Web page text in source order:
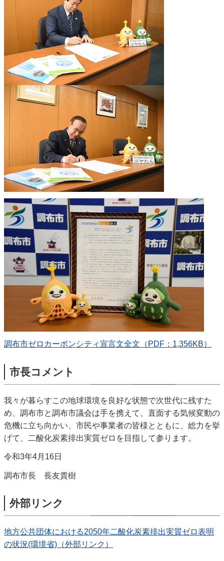
調布市ゼロカーボンシティ宣言文全文（PDF：1,356KB）
市長コメント
我々が暮らすこの地球環境を良好な状態で次世代に残すた
め、調布市と調布市議会は手を携えて、直面する気候変動の
危機に立ち向かい、市民や事業者の皆様とともに、総力を挙
げて、二酸化炭素排出実質ゼロを目指して参ります。
令和3年4月16日
調布市長 長友貴樹
外部リンク
地方公共団体における2050年二酸化炭素排出実質ゼロ表明
の状況(環境省)（外部リンク）